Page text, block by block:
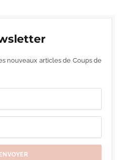
nouveaux articles de Coups de